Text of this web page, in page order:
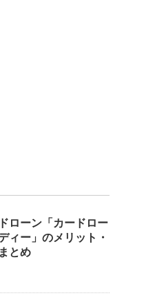
ローン「カードロー
ィー」のメリット・
とめ